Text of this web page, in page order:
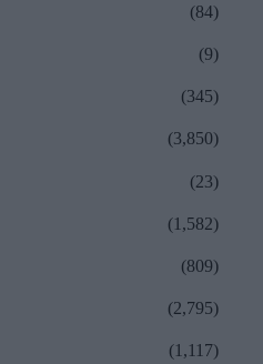
(84)
(9)
(345)
(3,850)
(23)
(1,582)
(809)
(2,795)
(1,117)